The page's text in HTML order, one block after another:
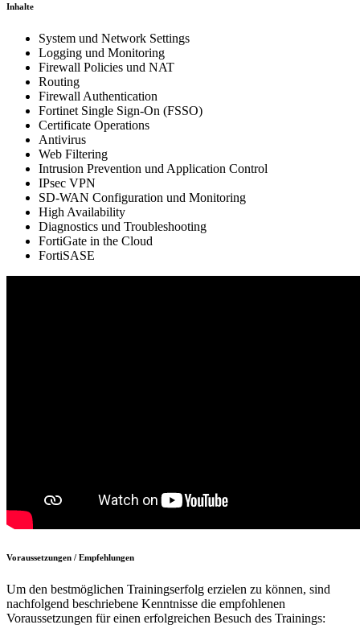
Inhalte
System und Network Settings
Logging und Monitoring
Firewall Policies und NAT
Routing
Firewall Authentication
Fortinet Single Sign-On (FSSO)
Certificate Operations
Antivirus
Web Filtering
Intrusion Prevention und Application Control
IPsec VPN
SD-WAN Configuration und Monitoring
High Availability
Diagnostics und Troubleshooting
FortiGate in the Cloud
FortiSASE
Voraussetzungen / Empfehlungen
Um den bestmöglichen Trainingserfolg erzielen zu können, sind
nachfolgend beschriebene Kenntnisse die empfohlenen
Voraussetzungen für einen erfolgreichen Besuch des Trainings: